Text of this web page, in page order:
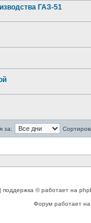
ГАЗ-51
за:
поддержка © работает на
Форум работает